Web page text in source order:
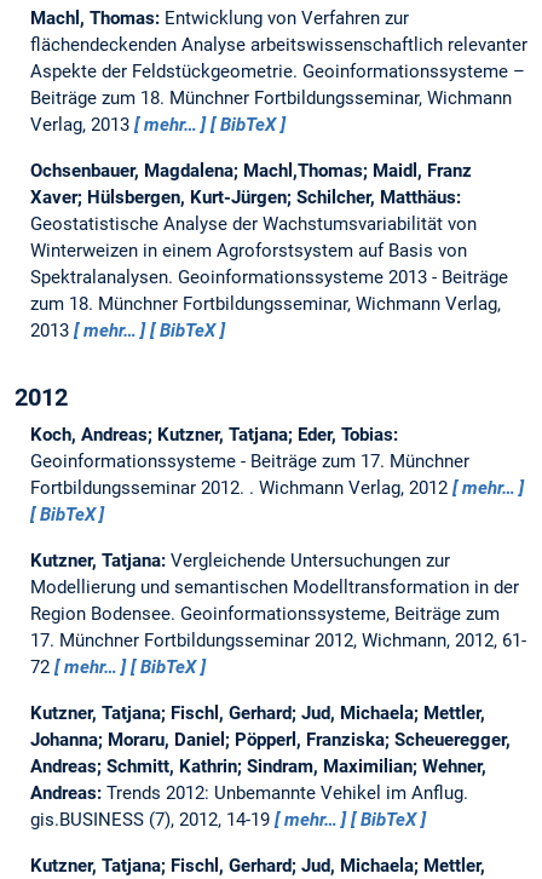
Machl, Thomas: Entwicklung von Verfahren zur
flächendeckenden Analyse arbeitswissenschaftlich relevanter
Aspekte der Feldstückgeometrie. Geoinformationssysteme –
Beiträge zum 18. Münchner Fortbildungsseminar, Wichmann
Verlag, 2013
mehr… BibTeX
Ochsenbauer, Magdalena; Machl,Thomas; Maidl, Franz
Xaver; Hülsbergen, Kurt-Jürgen; Schilcher, Matthäus:
Geostatistische Analyse der Wachstumsvariabilität von
Winterweizen in einem Agroforstsystem auf Basis von
Spektralanalysen. Geoinformationssysteme 2013 - Beiträge
zum 18. Münchner Fortbildungsseminar, Wichmann Verlag,
2013
mehr… BibTeX
2012
Koch, Andreas; Kutzner, Tatjana; Eder, Tobias:
Geoinformationssysteme - Beiträge zum 17. Münchner
Fortbildungsseminar 2012. . Wichmann Verlag, 2012
mehr…
BibTeX
Kutzner, Tatjana: Vergleichende Untersuchungen zur
Modellierung und semantischen Modelltransformation in der
Region Bodensee. Geoinformationssysteme, Beiträge zum
17. Münchner Fortbildungsseminar 2012, Wichmann, 2012, 61-
72
mehr… BibTeX
Kutzner, Tatjana; Fischl, Gerhard; Jud, Michaela; Mettler,
Johanna; Moraru, Daniel; Pöpperl, Franziska; Scheueregger,
Andreas; Schmitt, Kathrin; Sindram, Maximilian; Wehner,
Andreas: Trends 2012: Unbemannte Vehikel im Anflug.
gis.BUSINESS (7), 2012, 14-19
mehr… BibTeX
Kutzner, Tatjana; Fischl, Gerhard; Jud, Michaela; Mettler,